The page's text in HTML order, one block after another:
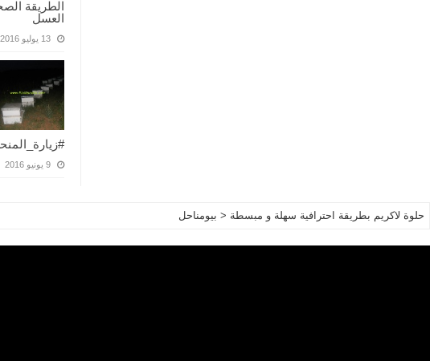
الطريقة
العسل
13 يوليو 2016
9 يونيو 2016
حلوة لاكريم بطريقة احترافية سهلة و مبسطة < بيومناحل